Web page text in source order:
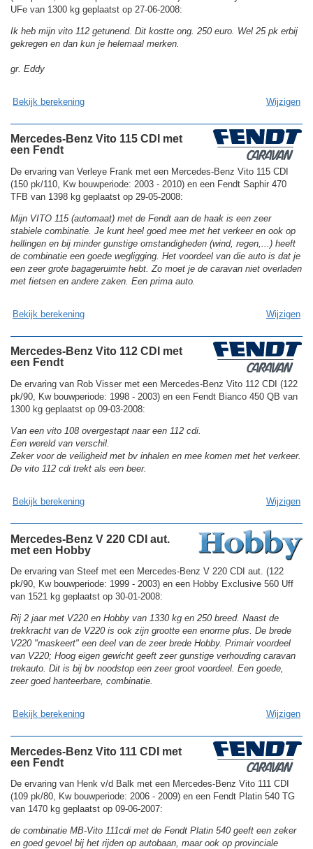
UFe van 1300 kg geplaatst op 27-06-2008:
Ik heb mijn vito 112 getunend. Dit kostte ong. 250 euro. Wel 25 pk erbij
gekregen en dan kun je helemaal merken.
gr. Eddy
Bekijk berekening Wijzigen
Mercedes-Benz Vito 115 CDI met
een Fendt
De ervaring van Verleye Frank met een Mercedes-Benz Vito 115 CDI
(150 pk/110, Kw bouwperiode: 2003 - 2010) en een Fendt Saphir 470
TFB van 1398 kg geplaatst op 29-05-2008:
Mijn VITO 115 (automaat) met de Fendt aan de haak is een zeer
stabiele combinatie. Je kunt heel goed mee met het verkeer en ook op
hellingen en bij minder gunstige omstandigheden (wind, regen,...) heeft
de combinatie een goede wegligging. Het voordeel van die auto is dat je
een zeer grote bagageruimte hebt. Zo moet je de caravan niet overladen
met fietsen en andere zaken. Een prima auto.
Bekijk berekening Wijzigen
Mercedes-Benz Vito 112 CDI met
een Fendt
De ervaring van Rob Visser met een Mercedes-Benz Vito 112 CDI (122
pk/90, Kw bouwperiode: 1998 - 2003) en een Fendt Bianco 450 QB van
1300 kg geplaatst op 09-03-2008:
Van een vito 108 overgestapt naar een 112 cdi.
Een wereld van verschil.
Zeker voor de veiligheid met bv inhalen en mee komen met het verkeer.
De vito 112 cdi trekt als een beer.
Bekijk berekening Wijzigen
Mercedes-Benz V 220 CDI aut.
met een Hobby
De ervaring van Steef met een Mercedes-Benz V 220 CDI aut. (122
pk/90, Kw bouwperiode: 1999 - 2003) en een Hobby Exclusive 560 Uff
van 1521 kg geplaatst op 30-01-2008:
Rij 2 jaar met V220 en Hobby van 1330 kg en 250 breed. Naast de
trekkracht van de V220 is ook zijn grootte een enorme plus. De brede
V220 "maskeert" een deel van de zeer brede Hobby. Primair voordeel
van V220; Hoog eigen gewicht geeft zeer gunstige verhouding caravan
trekauto. Dit is bij bv noodstop een zeer groot voordeel. Een goede,
zeer goed hanteerbare, combinatie.
Bekijk berekening Wijzigen
Mercedes-Benz Vito 111 CDI met
een Fendt
De ervaring van Henk v/d Balk met een Mercedes-Benz Vito 111 CDI
(109 pk/80, Kw bouwperiode: 2006 - 2009) en een Fendt Platin 540 TG
van 1470 kg geplaatst op 09-06-2007:
de combinatie MB-Vito 111cdi met de Fendt Platin 540 geeft een zeker
en goed gevoel bij het rijden op autobaan, maar ook op provinciale